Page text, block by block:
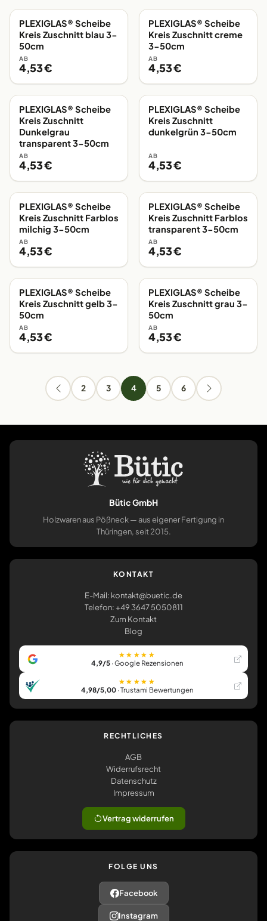
EIGENE FERTIGUNG
PLEXIGLAS® Scheibe
Kreis Zuschnitt blau 3-
50cm
AB
4,53 €
EIGENE FERTIGUNG
PLEXIGLAS® Scheibe
Kreis Zuschnitt creme
3-50cm
AB
4,53 €
EIGENE FERTIGUNG
PLEXIGLAS® Scheibe
Kreis Zuschnitt
Dunkelgrau
transparent 3-50cm
AB
4,53 €
EIGENE FERTIGUNG
PLEXIGLAS® Scheibe
Kreis Zuschnitt
dunkelgrün 3-50cm
AB
4,53 €
EIGENE FERTIGUNG
PLEXIGLAS® Scheibe
Kreis Zuschnitt Farblos
milchig 3-50cm
AB
4,53 €
EIGENE FERTIGUNG
PLEXIGLAS® Scheibe
Kreis Zuschnitt Farblos
transparent 3-50cm
AB
4,53 €
EIGENE FERTIGUNG
PLEXIGLAS® Scheibe
Kreis Zuschnitt gelb 3-
50cm
AB
4,53 €
EIGENE FERTIGUNG
PLEXIGLAS® Scheibe
Kreis Zuschnitt grau 3-
50cm
AB
4,53 €
2 3 4 5 6
Bütic GmbH
Holzwaren aus Pößneck — aus eigener Fertigung in
Thüringen, seit 2015.
KONTAKT
E-Mail: kontakt@buetic.de
Telefon: +49 3647 5050811
Zum Kontakt
Blog
★★★★★
4,9/5· Google Rezensionen
★★★★★
4,98/5,00· Trustami Bewertungen
RECHTLICHES
AGB
Widerrufsrecht
Datenschutz
Impressum
Vertrag widerrufen
FOLGE UNS
Facebook
Instagram